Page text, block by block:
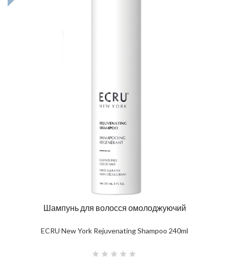
Шампунь для волосся омолоджуючий
ECRU New York Rejuvenating Shampoo 240ml